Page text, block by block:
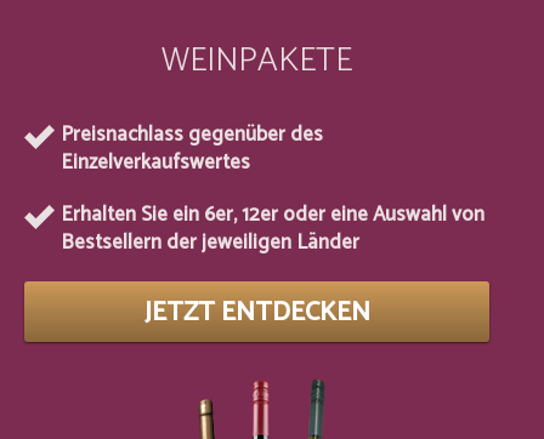
WEINPAKETE
Preisnachlass gegenüber des
Einzelverkaufswertes
Erhalten Sie ein 6er, 12er oder eine Auswahl von
Bestsellern der jeweiligen Länder
JETZT ENTDECKEN